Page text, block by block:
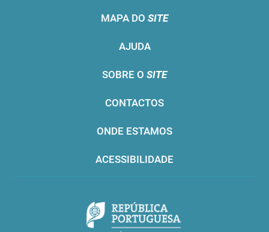
MAPA DO SITE
AJUDA
SOBRE O SITE
CONTACTOS
ONDE ESTAMOS
ACESSIBILIDADE